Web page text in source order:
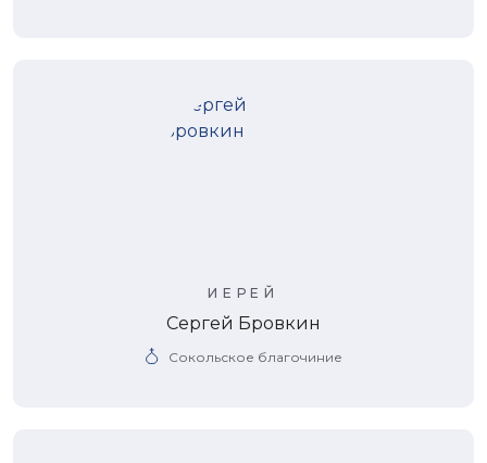
ИЕРЕЙ
Сергей Бровкин
Сокольское благочиние